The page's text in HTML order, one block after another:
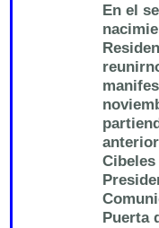
En el
Puerta